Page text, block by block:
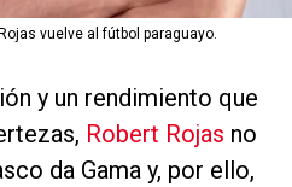
vuelve al fútbol paraguayo.
y un rendimiento que
Robert Rojas no
da Gama y, por ello,